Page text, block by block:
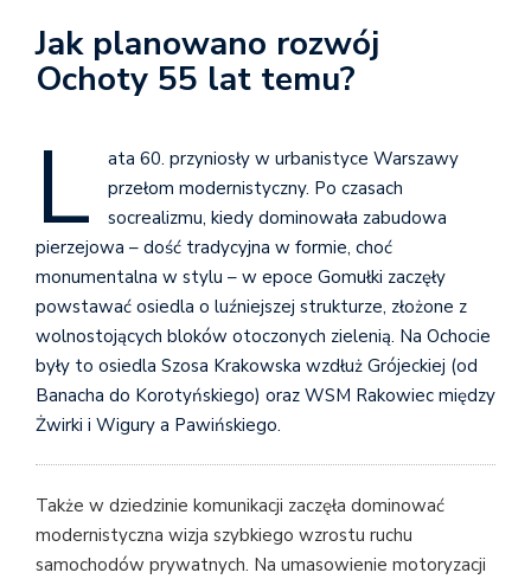
Jak planowano rozwój
Ochoty 55 lat temu?
L
ata 60. przyniosły w urbanistyce Warszawy
przełom modernistyczny. Po czasach
socrealizmu, kiedy dominowała zabudowa
pierzejowa – dość tradycyjna w formie, choć
monumentalna w stylu – w epoce Gomułki zaczęły
powstawać osiedla o luźniejszej strukturze, złożone z
wolnostojących bloków otoczonych zielenią. Na Ochocie
były to osiedla Szosa Krakowska wzdłuż Grójeckiej (od
Banacha do Korotyńskiego) oraz WSM Rakowiec między
Żwirki i Wigury a Pawińskiego.
Także w dziedzinie komunikacji zaczęła dominować
modernistyczna wizja szybkiego wzrostu ruchu
samochodów prywatnych. Na umasowienie motoryzacji